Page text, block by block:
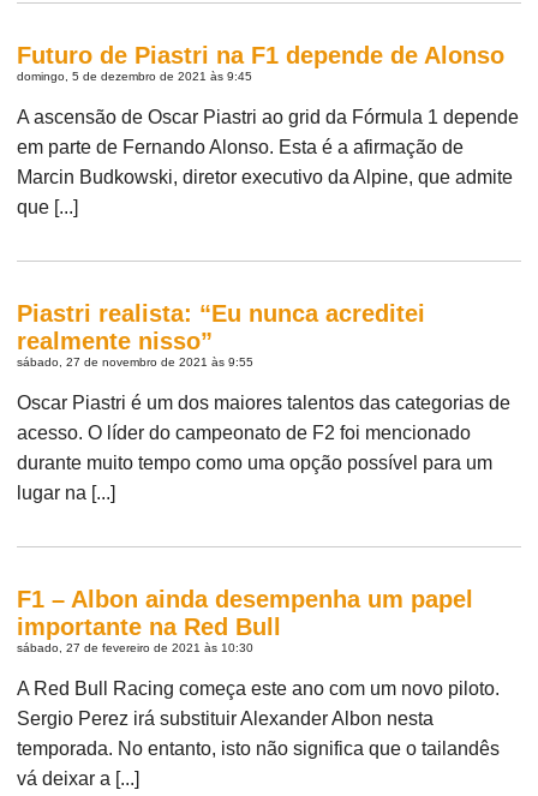
Futuro de Piastri na F1 depende de Alonso
domingo, 5 de dezembro de 2021 às 9:45
A ascensão de Oscar Piastri ao grid da Fórmula 1 depende
em parte de Fernando Alonso. Esta é a afirmação de
Marcin Budkowski, diretor executivo da Alpine, que admite
que [...]
Piastri realista: “Eu nunca acreditei
realmente nisso”
sábado, 27 de novembro de 2021 às 9:55
Oscar Piastri é um dos maiores talentos das categorias de
acesso. O líder do campeonato de F2 foi mencionado
durante muito tempo como uma opção possível para um
lugar na [...]
F1 – Albon ainda desempenha um papel
importante na Red Bull
sábado, 27 de fevereiro de 2021 às 10:30
A Red Bull Racing começa este ano com um novo piloto.
Sergio Perez irá substituir Alexander Albon nesta
temporada. No entanto, isto não significa que o tailandês
vá deixar a [...]